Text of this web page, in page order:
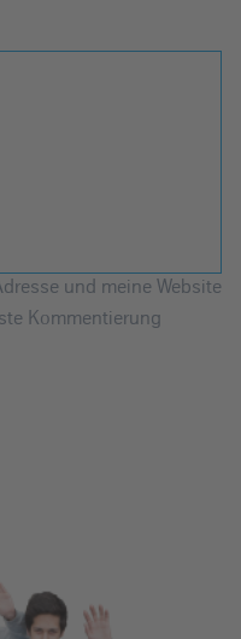
und meine Website
Kommentierung